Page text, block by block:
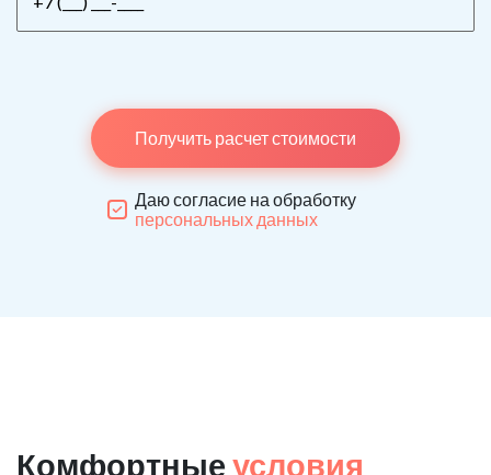
Получить расчет стоимости
Даю согласие на обработку
персональных данных
Комфортные условия